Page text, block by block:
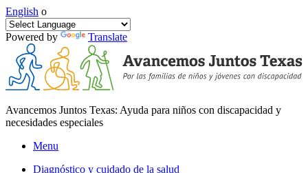
English o
Powered by Translate
Avancemos Juntos Texas: Ayuda para niños con discapacidad y
necesidades especiales
Menu
Diagnóstico y cuidado de la salud